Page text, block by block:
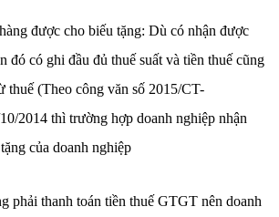
được cho biếu tặng: Dù có nhận được
đó có ghi đầu đủ thuế suất và tiền thuế cũng
thuế (Theo công văn số 2015/CT-
2014 thì trường hợp doanh nghiệp nhận
của doanh nghiệp
phải thanh toán tiền thuế GTGT nên doanh